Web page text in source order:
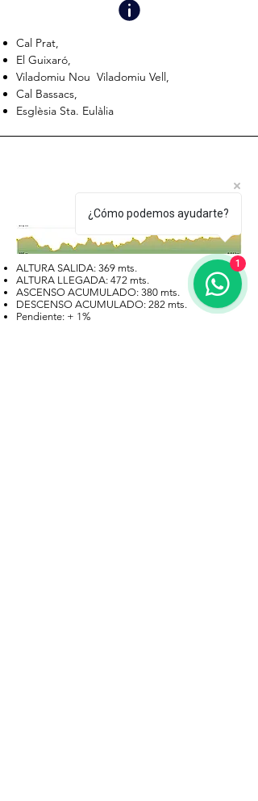
Cal Prat,
El Guixaró,
Viladomiu Nou Viladomiu Vell,
Cal Bassacs,
Esglèsia Sta. Eulàlia
DESNIVEL
ALTURA SALIDA: 369 mts.
ALTURA LLEGADA: 472 mts.
ASCENSO ACUMULADO: 380 mts.
DESCENSO ACUMULADO: 282 mts.
Pendiente: + 1%
¿Cómo podemos ayudarte?
1